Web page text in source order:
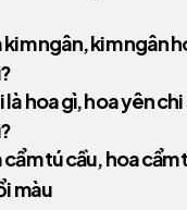
kim ngân, kim ngân
là hoa gì, hoa yên
cẩm tú cầu, hoa cẩm
màu